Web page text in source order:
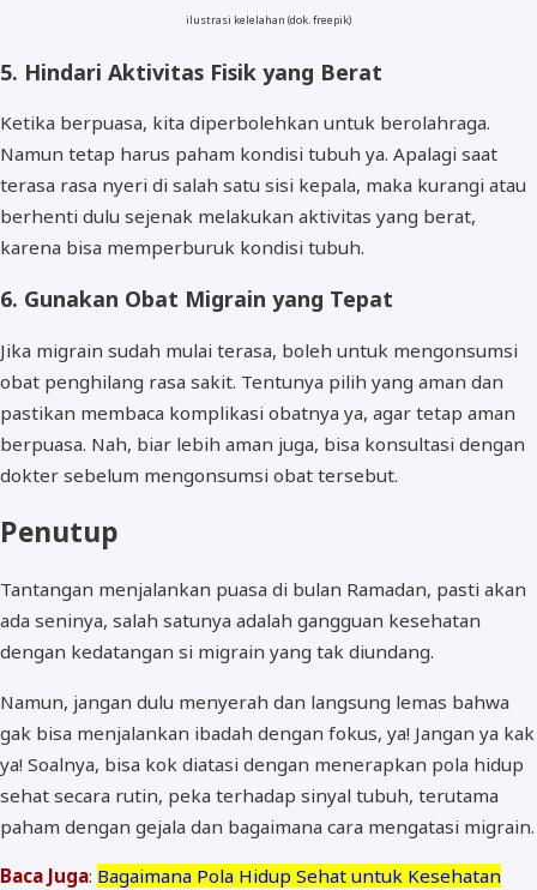
ilustrasi kelelahan (dok. freepik)
5. Hindari Aktivitas Fisik yang Berat
Ketika berpuasa, kita diperbolehkan untuk berolahraga.
Namun tetap harus paham kondisi tubuh ya. Apalagi saat
terasa rasa nyeri di salah satu sisi kepala, maka kurangi atau
berhenti dulu sejenak melakukan aktivitas yang berat,
karena bisa memperburuk kondisi tubuh.
6. Gunakan Obat Migrain yang Tepat
Jika migrain sudah mulai terasa, boleh untuk mengonsumsi
obat penghilang rasa sakit. Tentunya pilih yang aman dan
pastikan membaca komplikasi obatnya ya, agar tetap aman
berpuasa. Nah, biar lebih aman juga, bisa konsultasi dengan
dokter sebelum mengonsumsi obat tersebut.
Penutup
Tantangan menjalankan puasa di bulan Ramadan, pasti akan
ada seninya, salah satunya adalah gangguan kesehatan
dengan kedatangan si migrain yang tak diundang.
Namun, jangan dulu menyerah dan langsung lemas bahwa
gak bisa menjalankan ibadah dengan fokus, ya! Jangan ya kak
ya! Soalnya, bisa kok diatasi dengan menerapkan pola hidup
sehat secara rutin, peka terhadap sinyal tubuh, terutama
paham dengan gejala dan bagaimana cara mengatasi migrain.
Baca Juga: Bagaimana Pola Hidup Sehat untuk Kesehatan